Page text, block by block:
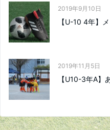
2019年9月10日
【U-10 4年】
2019年11月5日
【U10-3年A】